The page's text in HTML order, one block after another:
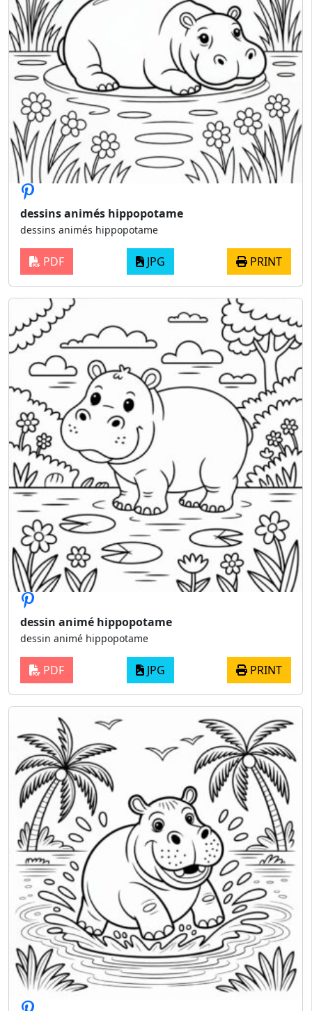
dessins animés hippopotame
dessins animés hippopotame
PDF JPG PRINT
dessin animé hippopotame
dessin animé hippopotame
PDF JPG PRINT